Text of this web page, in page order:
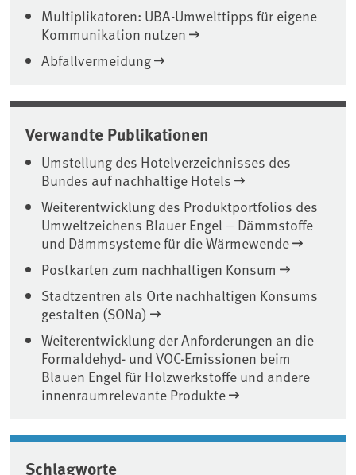
Multiplikatoren: UBA-Umwelttipps für eigene
Kommunikation nutzen
Abfallvermeidung
Verwandte Publikationen
Umstellung des Hotelverzeichnisses des
Bundes auf nachhaltige Hotels
Weiterentwicklung des Produktportfolios des
Umweltzeichens Blauer Engel – Dämmstoffe
und Dämmsysteme für die Wärmewende
Postkarten zum nachhaltigen Konsum
Stadtzentren als Orte nachhaltigen Konsums
gestalten (SONa)
Weiterentwicklung der Anforderungen an die
Formaldehyd- und VOC-Emissionen beim
Blauen Engel für Holzwerkstoffe und andere
innenraumrelevante Produkte
Schlagworte